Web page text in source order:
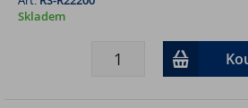
Skladem